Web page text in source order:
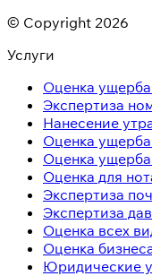
© Copyright 2026
Услуги
Оценка
Экспертиза
Нанесение
Оценка
Оценка
Оценка для
Экспертиза
Экспертиза
Оценка всех
Оценка
Юридические